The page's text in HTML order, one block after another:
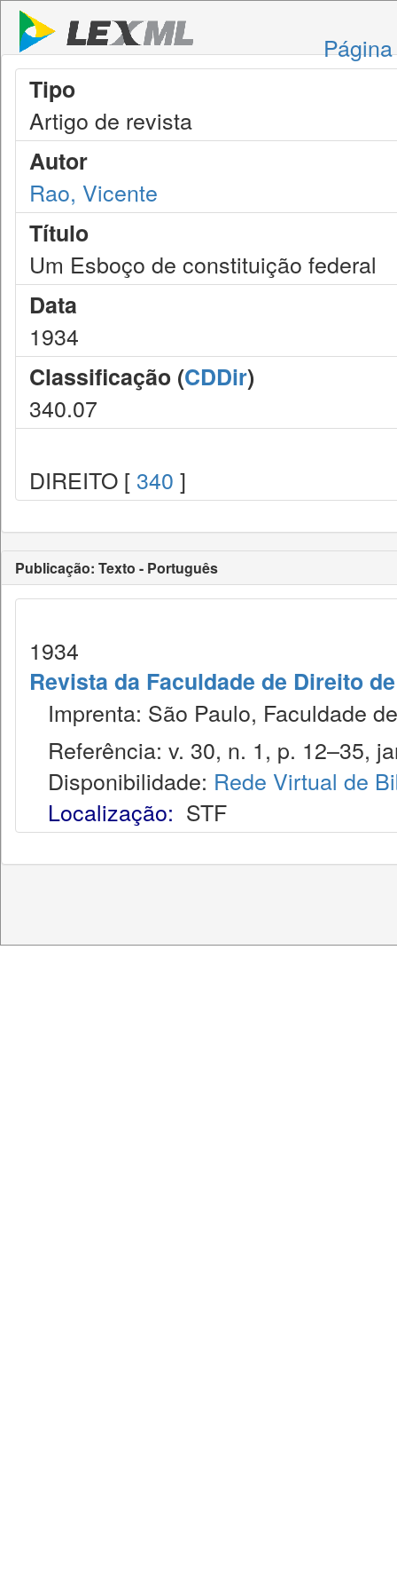
Tipo
Artigo de revista
Autor
Rao, Vicente
Título
Um Esboço de constituição federal
Data
1934
Classificação (CDDir)
340.07
DIREITO [ 340 ]
Publicação: Texto - Português
1934
Revista da Faculdade de Direito
Imprenta: São Paulo, Faculdade
Referência: v. 30, n. 1, p. 12–35,
Disponibilidade: Rede Virtual de
Localização: STF